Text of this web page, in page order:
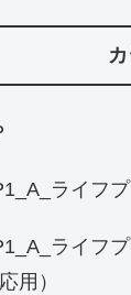
ライフ
ライフ
応用）